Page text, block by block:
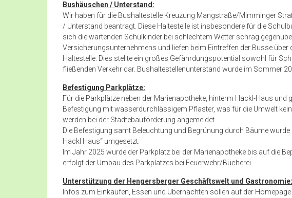
Bushäuschen / Unterstand:
Wir haben für die Bushaltestelle Kreuzung Mangstraße/Mimminger
/ Unterstand beantragt. Diese Haltestelle ist insbesondere für die
sich die wartenden Schulkinder bei schlechtem Wetter schräg
Versicherungsunternehmens und liefen beim Eintreffen der Busse über
Haltestelle. Dies stellte ein großes Gefährdungspotential sowohl für
fließenden Verkehr dar. Bushaltestellenunterstand wurde im Sommer
Befestigung Parkplätze:
Für die Parkplätze neben der Marienapotheke, hinterm Hackl-Haus und
Befestigung mit wasserdurchlässigem Pflaster, was für die Umwelt
werden bei der Städtebauförderung angemeldet.
Die Befestigung samt Beleuchtung und Begrünung durch Bäume
Hackl Haus“ umgesetzt.
Im Jahr 2025 wurde der Parkplatz bei der Marienapotheke bis auf die
erfolgt der Umbau des Parkplatzes bei Feuerwehr/Bücherei.
Unterstützung der Hengersberger Geschäftswelt und Gastronomie:
Infos zum Einkaufen, Essen und Übernachten sollen auf der